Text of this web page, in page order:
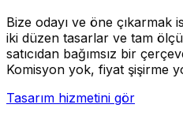
Bize odayı ve öne çıkarmak
iki düzen tasarlar ve tam
satıcıdan bağımsız bir
Komisyon yok, fiyat şişirme
Tasarım hizmetini gör